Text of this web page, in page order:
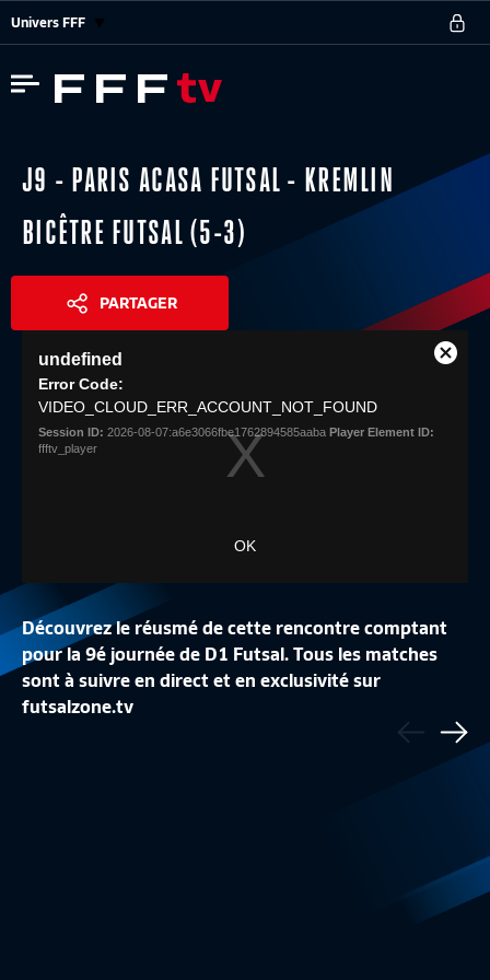
Univers FFF
J9 - PARIS ACASA FUTSAL - KREMLIN
BICÊTRE FUTSAL (5-3)
PARTAGER
Share
modal
undefined
Error Code:
VIDEO_CLOUD_ERR_ACCOUNT_NOT_FOUND
Session ID: 2026-08-07:a6e3066fbe1762894585aaba Player Element ID:
ffftv_player
OK
Close
Découvrez le réusmé de cette rencontre comptant
pour la 9é journée de D1 Futsal. Tous les matches
sont à suivre en direct et en exclusivité sur
futsalzone.tv
Précédent
L'ETOILE LAVALLOISE SACRÉE CHAMPIONNE
NANTES
Challenge Futsal